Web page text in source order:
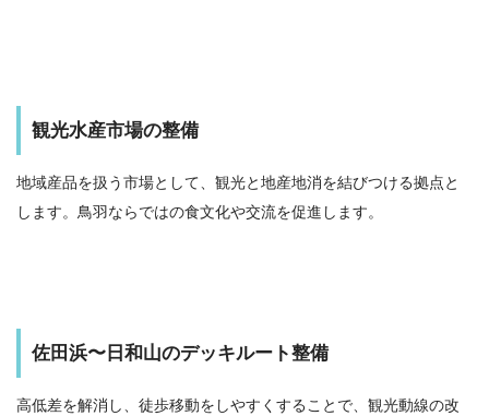
観光水産市場の整備
地域産品を扱う市場として、観光と地産地消を結びつける拠点と
します。鳥羽ならではの食文化や交流を促進します。
佐田浜〜日和山のデッキルート整備
高低差を解消し、徒歩移動をしやすくすることで、観光動線の改